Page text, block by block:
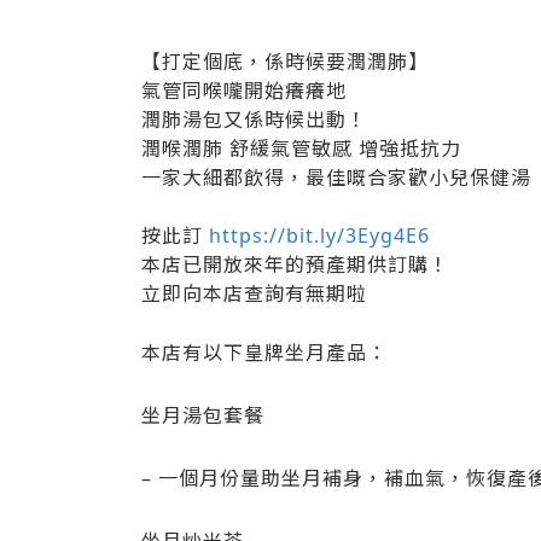
【打定個底，係時候要潤潤肺】
氣管同喉嚨開始癢癢地
潤肺湯包又係時候出動！
潤喉潤肺 舒緩氣管敏感 增強抵抗力
一家大細都飲得，最佳嘅合家歡小兒保健湯
按此訂 https://bit.ly/3Eyg4E6
本店已開放來年的預產期供訂購！
立即向本店查詢有無期啦
本店有以下皇牌坐月產品：
坐月湯包套餐
– 一個月份量助坐月補身，補血氣，恢復產